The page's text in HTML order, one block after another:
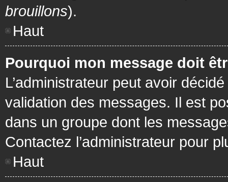
brouillons).
Haut
Pourquoi mon message doit
L’administrateur peut avoir
validation des messages. Il est
dans un groupe dont les
Contactez l’administrateur pour
Haut